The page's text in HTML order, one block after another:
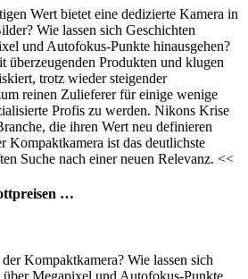
Wert bietet eine dedizierte Kamera in
Wie lassen sich Geschichten
und Autofokus-Punkte hinausgehen?
überzeugenden Produkten und klugen
trotz wieder steigender
reinen Zulieferer für einige wenige
Profis zu werden. Nikons Krise
die ihren Wert neu definieren
Kompaktkamera ist das deutlichste
Suche nach einer neuen Relevanz. <<
…
Kompaktkamera? Wie lassen sich
über Megapixel und Autofokus-Punkte